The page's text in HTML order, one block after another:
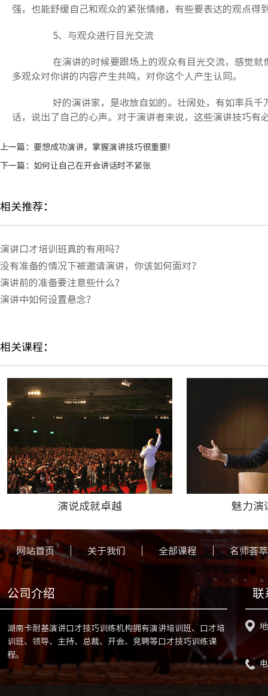
强，也能舒缓自己和观众的紧张情绪，有些要表达的观点得
5、与观众进行目光交流
在演讲的时候要跟场上的观众有目光交流，感觉就
多观众对你讲的内容产生共鸣，对你这个人产生认同。
好的演讲家，是收放自如的。壮阔处，有如率兵千
话，说出了自己的心声。对于演讲者来说，这些演讲技巧
上一篇： 要想成功演讲，掌握演讲技巧很重要!
下一篇： 如何让自己在开会讲话时不紧张
相关推荐：
演讲口才培训班真的有用吗？
没有准备的情况下被邀请演讲，你该如何面对？
演讲前的准备要注意些什么？
演讲中如何设置悬念？
相关课程：
演说成就卓越 魅力演
网站首页 关于我们 全部课程 名师荟萃
公司介绍
湖南卡耐基演讲口才技巧训练机构拥有演讲培训班、口才培
训班、领导、主持、总裁、开会、竞聘等口才技巧训练课
程。
联